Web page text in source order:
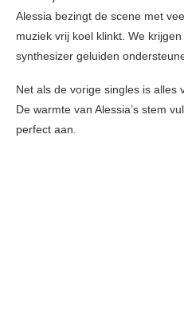
Alessia bezingt de scene met
muziek vrij koel klinkt. We
synthesizer geluiden
Net als de vorige singles is alles
De warmte van Alessia’s stem
perfect aan.